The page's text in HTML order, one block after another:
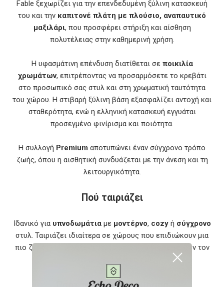
Fable ξεχωρίζει για την επενδεδυμένη ξύλινη κατασκευή
του και την καπιτονέ πλάτη με πλούσιο, αναπαυτικό
μαξιλάρι, που προσφέρει στήριξη και αίσθηση
πολυτέλειας στην καθημερινή χρήση.
Η υφασμάτινη επένδυση διατίθεται σε ποικιλία
χρωμάτων, επιτρέποντας να προσαρμόσετε το κρεβάτι
στο προσωπικό σας στυλ και στη χρωματική ταυτότητα
του χώρου. Η στιβαρή ξύλινη βάση εξασφαλίζει αντοχή και
σταθερότητα, ενώ η ελληνική κατασκευή εγγυάται
προσεγμένο φινίρισμα και ποιότητα.
Η συλλογή Premium αποτυπώνει έναν σύγχρονο τρόπο
ζωής, όπου η αισθητική συνδυάζεται με την άνεση και τη
λειτουργικότητα.
Πού ταιριάζει
Ιδανικό για υπνοδωμάτιαμε μοντέρνο, cozyή σύγχρονο
στυλ. Ταιριάζει ιδιαίτερα σε χώρους που επιδιώκουν μια
πιο ζεστή και φιλόξενη ατμόσφαιρα, χωρίς να χάνουν τον